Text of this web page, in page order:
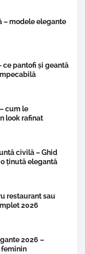
– modele elegante
ce pantofi și geantă
cum le
look rafinat
civilă – Ghid
ținută elegantă
restaurant sau
2026
2026 –
feminin